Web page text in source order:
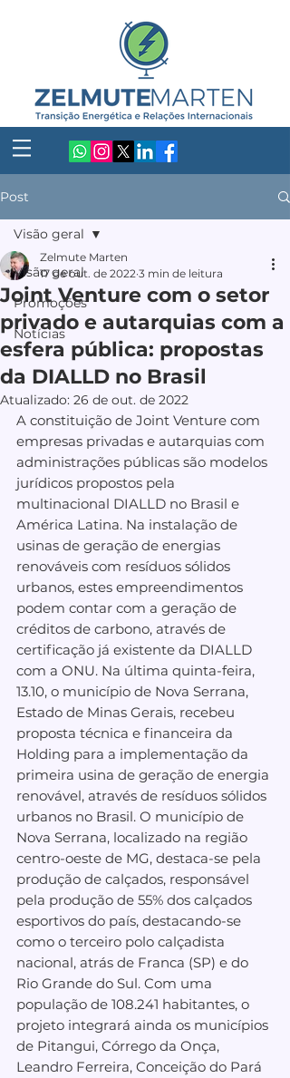
Post
Visão geral
Promoções
Notícias
Visão geral
Joint Venture com o setor
privado e autarquias com a
esfera pública: propostas
da DIALLD no Brasil
Zelmute Marten
17 de out. de 2022 3 min de leitura
Atualizado: 26 de out. de 2022
A constituição de Joint Venture com
empresas privadas e autarquias com
administrações públicas são modelos
jurídicos propostos pela
multinacional DIALLD no Brasil e
América Latina. Na instalação de
usinas de geração de energias
renováveis com resíduos sólidos
urbanos, estes empreendimentos
podem contar com a geração de
créditos de carbono, através de
certificação já existente da DIALLD
com a ONU. Na última quinta-feira,
13.10, o município de Nova Serrana,
Estado de Minas Gerais, recebeu
proposta técnica e financeira da
Holding para a implementação da
primeira usina de geração de energia
renovável, através de resíduos sólidos
urbanos no Brasil. O município de
Nova Serrana, localizado na região
centro-oeste de MG, destaca-se pela
produção de calçados, responsável
pela produção de 55% dos calçados
esportivos do país, destacando-se
como o terceiro polo calçadista
nacional, atrás de Franca (SP) e do
Rio Grande do Sul. Com uma
população de 108.241 habitantes, o
projeto integrará ainda os municípios
de Pitangui, Córrego da Onça,
Leandro Ferreira, Conceição do Pará